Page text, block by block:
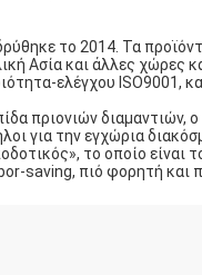
το 2014. Τα
Ασία και άλλες χώρες
ελέγχου ISO9001,
πριονιών
για την εγχώρια
το οποίο είναι
saving, πιό φορητή και